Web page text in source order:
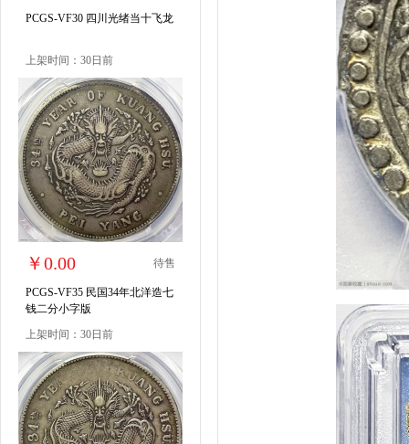
PCGS-VF30 四川光绪当十飞龙
上架时间：30日前
￥0.00 待售
PCGS-VF35 民国34年北洋造七
钱二分小字版
上架时间：30日前